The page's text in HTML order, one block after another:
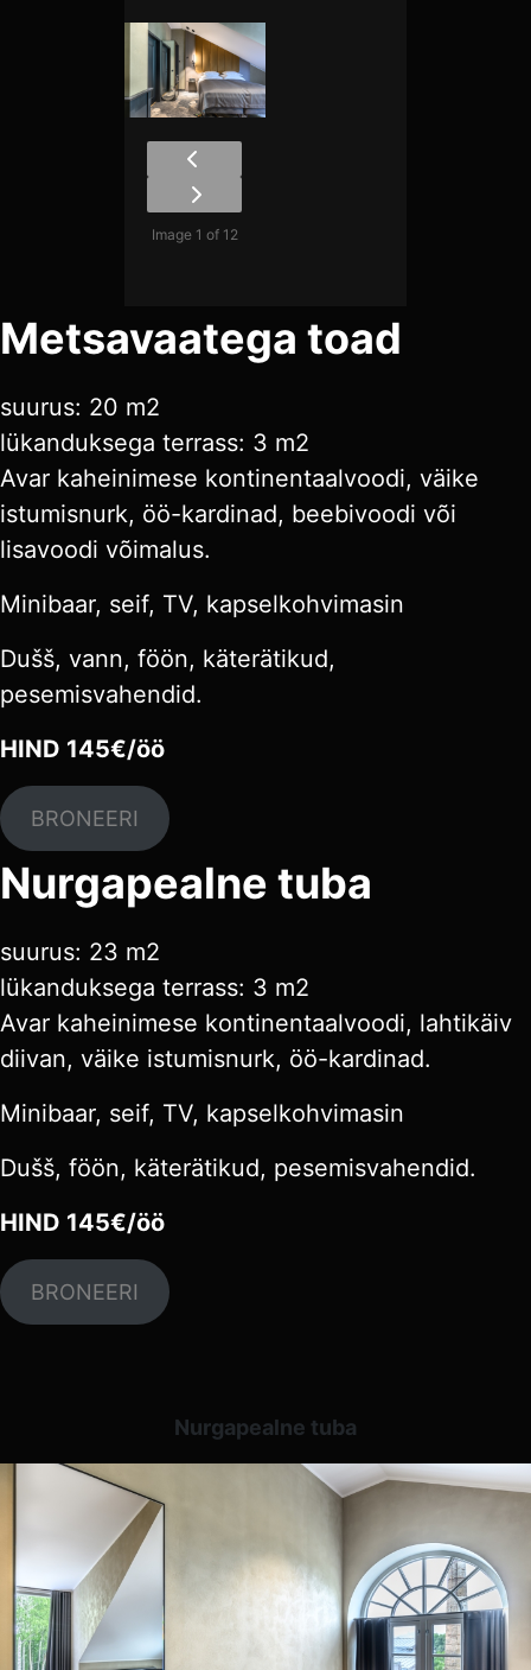
Image 1 of 12
Metsavaatega toad
suurus: 20 m2
lükanduksega terrass: 3 m2
Avar kaheinimese kontinentaalvoodi, väike
istumisnurk, öö-kardinad, beebivoodi või
lisavoodi võimalus.
Minibaar, seif, TV, kapselkohvimasin
Dušš, vann, föön, käterätikud,
pesemisvahendid.
HIND 145€/öö
BRONEERI
Nurgapealne tuba
suurus: 23 m2
lükanduksega terrass: 3 m2
Avar kaheinimese kontinentaalvoodi, lahtikäiv
diivan, väike istumisnurk, öö-kardinad.
Minibaar, seif, TV, kapselkohvimasin
Dušš, föön, käterätikud, pesemisvahendid.
HIND 145€/öö
BRONEERI
Nurgapealne tuba